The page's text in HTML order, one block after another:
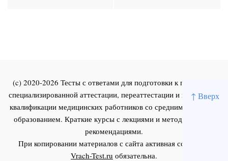
↑ Вверх
(c) 2020-2026 Тесты с ответами для подготовки к первичной
специализированной аттестации, переаттестации и повышения
квалификации медицинских работников со средним и высшим
образованием. Краткие курсы с лекциями и методическими
рекомендациями.
При копировании материалов с сайта активная ссылка на
Vrach-Test.ru обязательна.